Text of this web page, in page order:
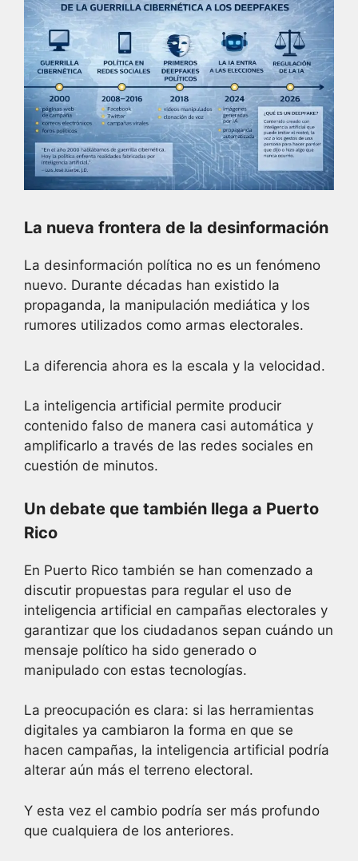
La nueva frontera de la desinformación
La desinformación política no es un fenómeno
nuevo. Durante décadas han existido la
propaganda, la manipulación mediática y los
rumores utilizados como armas electorales.
La diferencia ahora es la escala y la velocidad.
La inteligencia artificial permite producir
contenido falso de manera casi automática y
amplificarlo a través de las redes sociales en
cuestión de minutos.
Un debate que también llega a Puerto
Rico
En Puerto Rico también se han comenzado a
discutir propuestas para regular el uso de
inteligencia artificial en campañas electorales y
garantizar que los ciudadanos sepan cuándo un
mensaje político ha sido generado o
manipulado con estas tecnologías.
La preocupación es clara: si las herramientas
digitales ya cambiaron la forma en que se
hacen campañas, la inteligencia artificial podría
alterar aún más el terreno electoral.
Y esta vez el cambio podría ser más profundo
que cualquiera de los anteriores.